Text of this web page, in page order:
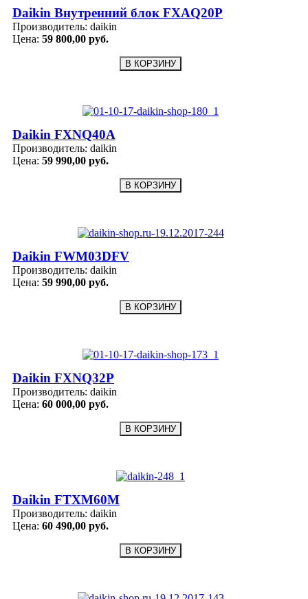
Daikin Внутренний блок FXAQ20P
Производитель: daikin
Цена: 59 800,00 руб.
Daikin FXNQ40A
Производитель: daikin
Цена: 59 990,00 руб.
Daikin FWM03DFV
Производитель: daikin
Цена: 59 990,00 руб.
Daikin FXNQ32P
Производитель: daikin
Цена: 60 000,00 руб.
Daikin FTXM60M
Производитель: daikin
Цена: 60 490,00 руб.